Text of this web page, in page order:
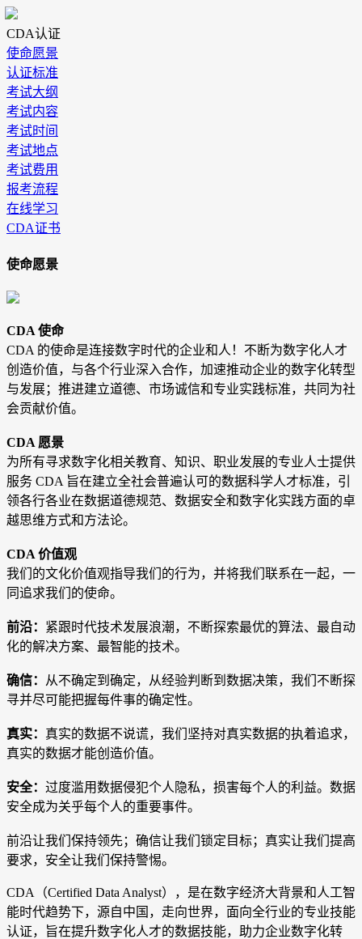
CDA认证
使命愿景
认证标准
考试大纲
考试内容
考试时间
考试地点
考试费用
报考流程
在线学习
CDA证书
使命愿景
CDA 使命
CDA 的使命是连接数字时代的企业和人！不断为数字化人才
创造价值，与各个行业深入合作，加速推动企业的数字化转型
与发展；推进建立道德、市场诚信和专业实践标准，共同为社
会贡献价值。
CDA 愿景
为所有寻求数字化相关教育、知识、职业发展的专业人士提供
服务 CDA 旨在建立全社会普遍认可的数据科学人才标准，引
领各行各业在数据道德规范、数据安全和数字化实践方面的卓
越思维方式和方法论。
CDA 价值观
我们的文化价值观指导我们的行为，并将我们联系在一起，一
同追求我们的使命。
前沿： 紧跟时代技术发展浪潮，不断探索最优的算法、最自动
化的解决方案、最智能的技术。
确信：
从不确定到确定，从经验判断到数据决策，我们不断探
寻并尽可能把握每件事的确定性。
真实： 真实的数据不说谎，我们坚持对真实数据的执着追求，
真实的数据才能创造价值。
安全： 过度滥用数据侵犯个人隐私，损害每个人的利益。数据
安全成为关乎每个人的重要事件。
前沿让我们保持领先；确信让我们锁定目标；真实让我们提高
要求，安全让我们保持警惕。
CDA（Certified Data Analyst），是在数字经济大背景和人工智
能时代趋势下，源自中国，走向世界，面向全行业的专业技能
认证，旨在提升数字化人才的数据技能，助力企业数字化转